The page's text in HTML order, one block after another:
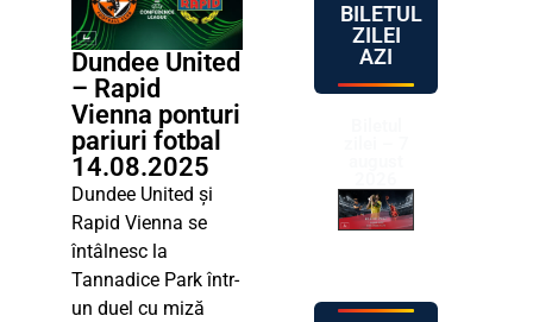
Dundee United
– Rapid
Vienna ponturi
pariuri fotbal
14.08.2025
Dundee United și
Rapid Vienna se
întâlnesc la
Tannadice Park într-
un duel cu miză
BILETUL
ZILEI
AZI